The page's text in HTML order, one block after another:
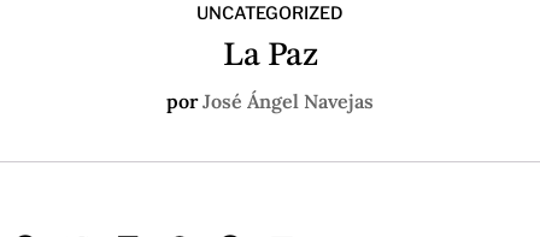
UNCATEGORIZED
La Paz
porJosé Ángel Navejas